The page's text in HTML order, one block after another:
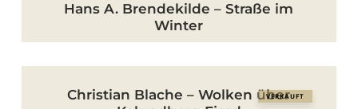
Hans A. Brendekilde – Straße im
Winter
Blache
VERKAUFT
Christian Blache – Wolken über